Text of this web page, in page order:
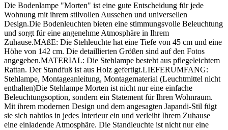
Die Bodenlampe "Morten" ist eine gute Entscheidung für jede
Wohnung mit ihrem stilvollen Aussehen und universellen
Design.Die Bodenleuchten bieten eine stimmungsvolle Beleuchtung
und sorgt für eine angenehme Atmosphäre in Ihrem
Zuhause.MAßE: Die Stehleuchte hat eine Tiefe von 45 cm und eine
Höhe von 142 cm. Die detaillierten Größen sind auf den Fotos
angegeben.MATERIAL: Die Stehlampe besteht aus pflegeleichtem
Rattan. Der Standfuß ist aus Holz gefertigt.LIEFERUMFANG:
Stehlampe, Montageanleitung, Montagematerial (Leuchtmittel nicht
enthalten)Die Stehlampe Morten ist nicht nur eine einfache
Beleuchtungsoption, sondern ein Statement für Ihren Wohnraum.
Mit ihrem modernen Design und dem angesagten Japandi-Stil fügt
sie sich nahtlos in jedes Interieur ein und verleiht Ihrem Zuhause
eine einladende Atmosphäre. Die Standleuchte ist nicht nur eine